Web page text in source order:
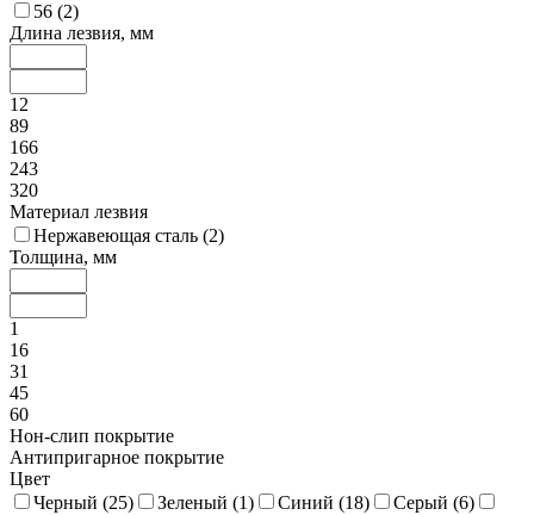
56 (2)
Длина лезвия, мм
12
89
166
243
320
Материал лезвия
Нержавеющая сталь (2)
Толщина, мм
1
16
31
45
60
Нон-слип покрытие
Антипригарное покрытие
Цвет
Черный (25) Зеленый (1) Синий (18) Серый (6)